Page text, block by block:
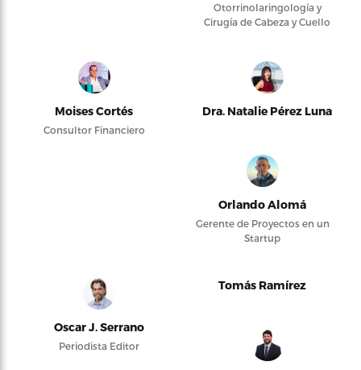
Otorrinolaringología y
Cirugía de Cabeza y Cuello
Moises Cortés
Consultor Financiero
Dra. Natalie Pérez Luna
Orlando Alomá
Gerente de Proyectos en un
Startup
Oscar J. Serrano
Periodista Editor
Tomás Ramírez